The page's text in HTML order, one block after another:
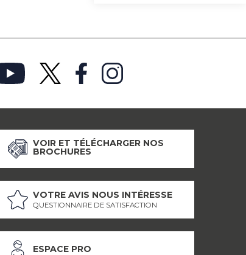
VOIR ET TÉLÉCHARGER NOS
BROCHURES
VOTRE AVIS NOUS INTÉRESSE
QUESTIONNAIRE DE SATISFACTION
ESPACE PRO